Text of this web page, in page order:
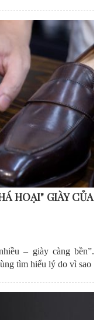
HOẠI" GIÀY CỦA
– giày càng bền”.
tìm hiểu lý do vì sao